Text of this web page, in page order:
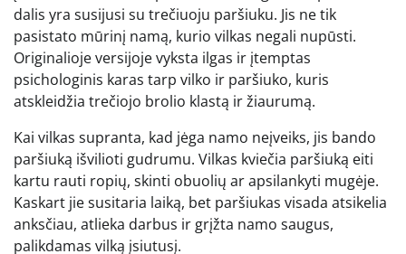
dalis yra susijusi su trečiuoju paršiuku. Jis ne tik
pasistato mūrinį namą, kurio vilkas negali nupūsti.
Originalioje versijoje vyksta ilgas ir įtemptas
psichologinis karas tarp vilko ir paršiuko, kuris
atskleidžia trečiojo brolio klastą ir žiaurumą.
Kai vilkas supranta, kad jėga namo neįveiks, jis bando
paršiuką išvilioti gudrumu. Vilkas kviečia paršiuką eiti
kartu rauti ropių, skinti obuolių ar apsilankyti mugėje.
Kaskart jie susitaria laiką, bet paršiukas visada atsikelia
anksčiau, atlieka darbus ir grįžta namo saugus,
palikdamas vilką įsiutusį.